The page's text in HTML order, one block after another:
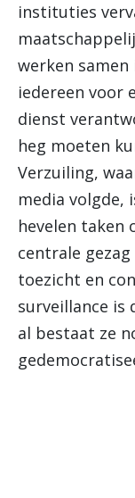
instituties
werken
iedereen voor
dienst
heg moeten
Verzuiling,
media volgde,
hevelen taken
centrale
toezicht en
surveillance is
al bestaat ze